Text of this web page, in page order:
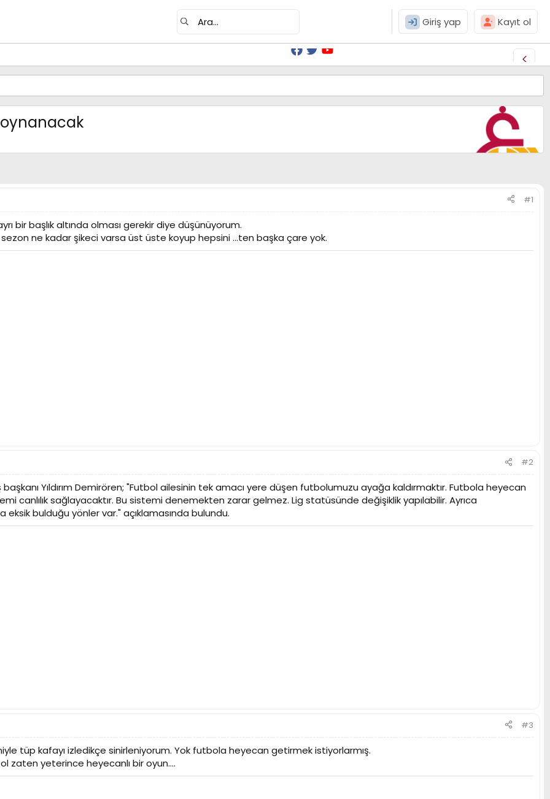
Giriş yap Kayıt ol
oynanacak
#1
bir başlık altında olması gerekir diye düşünüyorum.
ne kadar şikeci varsa üst üste koyup hepsini ...ten başka çare yok.
#2
başkanı Yıldırım Demirören; "Futbol ailesinin tek amacı yere düşen futbolumuzu ayağa kaldırmaktır. Futbola heyecan
canlılık sağlayacaktır. Bu sistemi denemekten zarar gelmez. Lig statüsünde değişiklik yapılabilir. Ayrıca
bulduğu yönler var." açıklamasında bulundu.
#3
tüp kafayı izledikçe sinirleniyorum. Yok futbola heyecan getirmek istiyorlarmış.
zaten yeterince heyecanlı bir oyun....